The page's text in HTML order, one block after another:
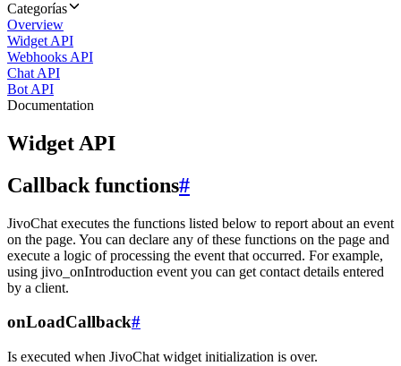
Categorías
Overview
Widget API
Webhooks API
Chat API
Bot API
Documentation
Widget API
Callback functions#
JivoChat executes the functions listed below to report about an event
on the page. You can declare any of these functions on the page and
execute a logic of processing the event that occurred. For example,
using jivo_onIntroduction event you can get contact details entered
by a client.
onLoadCallback#
Is executed when JivoChat widget initialization is over.